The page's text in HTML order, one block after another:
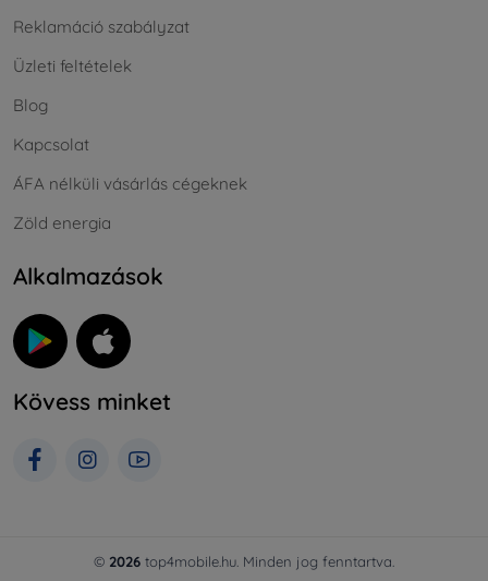
Reklamáció szabályzat
Üzleti feltételek
Blog
Kapcsolat
ÁFA nélküli vásárlás cégeknek
Zöld energia
Alkalmazások
Kövess minket
© 2026 top4mobile.hu. Minden jog fenntartva.